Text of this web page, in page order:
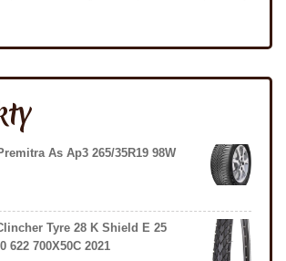
As Ap3 265/35R19 98W
Tyre 28 K Shield E 25
622 700X50C 2021